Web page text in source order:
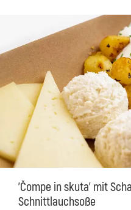
'Čompe in skuta' mit
Schnittlauchsoße